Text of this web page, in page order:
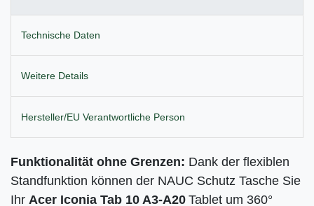
Technische Daten
Weitere Details
Hersteller/EU Verantwortliche Person
Funktionalität ohne Grenzen: Dank der flexiblen
Standfunktion können der NAUC Schutz Tasche Sie
Ihr Acer Iconia Tab 10 A3-A20 Tablet um 360°